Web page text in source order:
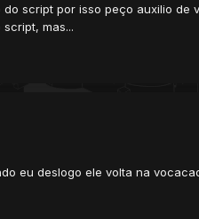
script por isso peço auxilio de
mas...
eu deslogo ele volta na